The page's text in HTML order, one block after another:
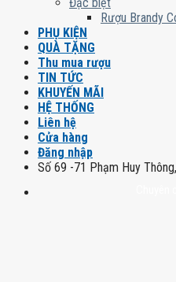
Đặc biệt
Rượu Brandy
PHỤ KIỆN
QUÀ TẶNG
Thu mua rượu
TIN TỨC
KHUYẾN MÃI
HỆ THỐNG
Liên hệ
Cửa hàng
Đăng nhập
Số 69 -71 Phạm Huy